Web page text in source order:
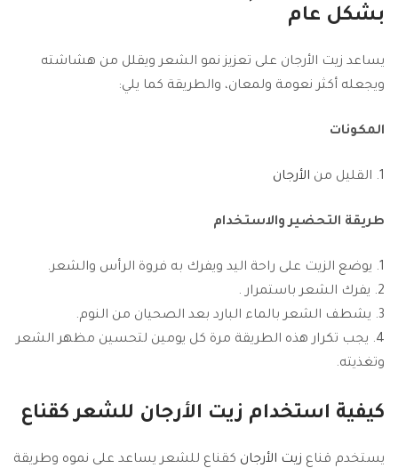
بشكل عام
يساعد زيت الأرجان على تعزيز نمو الشعر ويقلل من هشاشته
ويجعله أكثر نعومة ولمعان، والطريقة كما يلي:
المكونات
القليل من الأرجان
طريقة التحضير والاستخدام
يوضع الزيت على راحة اليد ويفرك به فروة الرأس والشعر.
يفرك الشعر باستمرار .
يشطف الشعر بالماء البارد بعد الصحيان من النوم.
يجب تكرار هذه الطريقة مرة كل يومين لتحسين مظهر الشعر
وتغذيته.
كيفية استخدام زيت الأرجان للشعر كقناع
يستخدم قناع زيت الأرجان كقناع للشعر يساعد على نموه وطريقة